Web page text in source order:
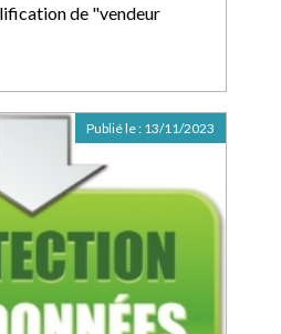
de "vendeur
Publié le : 13/11/2023